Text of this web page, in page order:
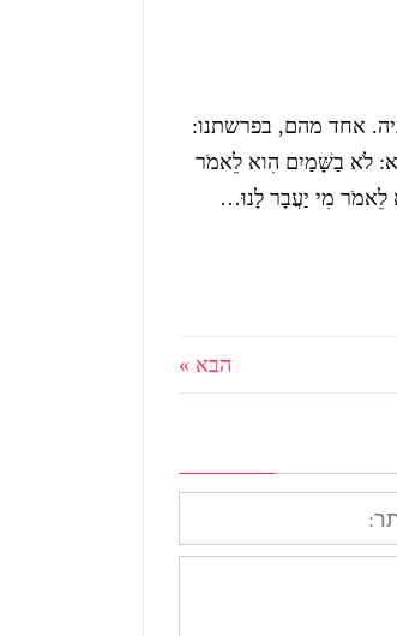
אחד מהם, בפרשתנו:
לֹא בַשָּׁמַיִם הִוא לֵאמֹר
לֵאמֹר מִי יַעֲבָר לָנוּ…
הבא »